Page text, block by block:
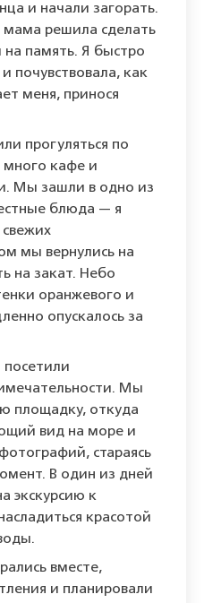
и начали загорать.
мама решила сделать
память. Я быстро
почувствовала, как
меня, принося
прогуляться по
кафе и
Мы зашли в одно из
блюда — я
свежих
мы вернулись на
на закат. Небо
оранжевого и
опускалось за
Мы
площадку, откуда
вид на море и
стараясь
В один из дней
экскурсию к
красотой
вместе,
и планировали